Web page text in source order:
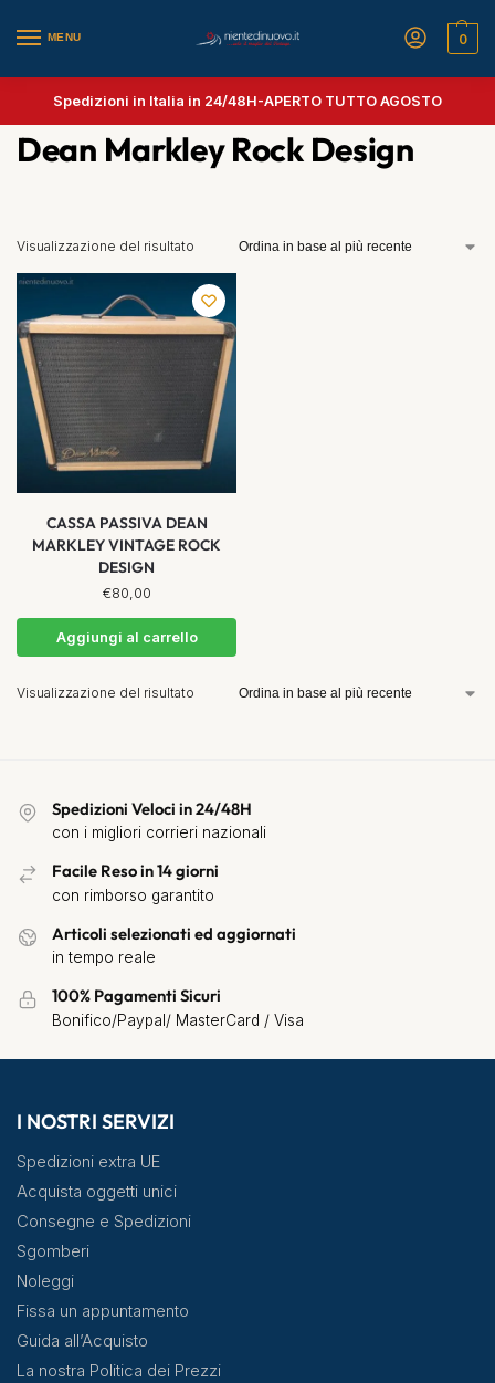
MENU 0
Spedizioni in Italia in 24/48H-APERTO TUTTO AGOSTO
Dean Markley Rock Design
Visualizzazione del risultato
CASSA PASSIVA DEAN
MARKLEY VINTAGE ROCK
DESIGN
€80,00
Aggiungi al carrello
Visualizzazione del risultato
Spedizioni Veloci in 24/48H
con i migliori corrieri nazionali
Facile Reso in 14 giorni
con rimborso garantito
Articoli selezionati ed aggiornati
in tempo reale
100% Pagamenti Sicuri
Bonifico/Paypal/ MasterCard / Visa
I NOSTRI SERVIZI
Spedizioni extra UE
Acquista oggetti unici
Consegne e Spedizioni
Sgomberi
Noleggi
Fissa un appuntamento
Guida all’Acquisto
La nostra Politica dei Prezzi